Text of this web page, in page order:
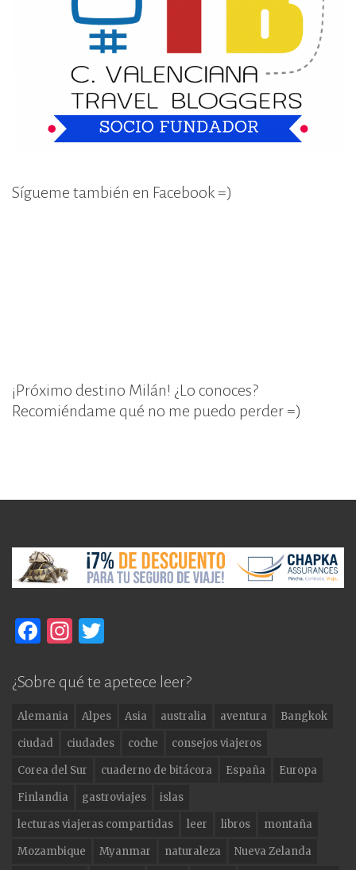
Sígueme también en Facebook =)
¡Próximo destino Milán! ¿Lo conoces?
Recomiéndame qué no me puedo perder =)
F
c
e
b
o
o
k
In
a
g
ra
m
it
te
r
¿Sobre qué te apetece leer?
Alemania Alpes Asia australia aventura
Bangkok
ciudad
ciudades coche
consejos viajeros
Corea del Sur
cuaderno de bitácora España
Europa
Finlandia
gastroviajes
islas
lecturas viajeras compartidas
leer libros
montaña
Mozambique
Myanmar naturaleza Nueva Zelanda